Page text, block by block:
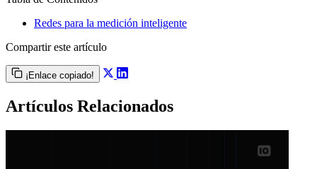
Redes para la medición inteligente
Compartir este artículo
¡Enlace copiado!
Artículos Relacionados